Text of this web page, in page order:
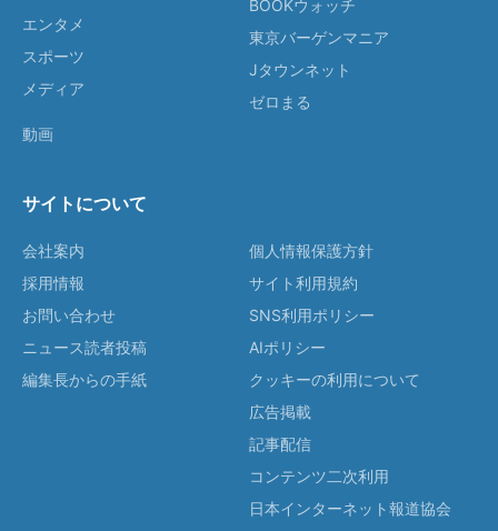
エンタメ
スポーツ
メディア
動画
BOOKウォッチ
東京バーゲンマニア
Jタウンネット
ゼロまる
サイトについて
会社案内
採用情報
お問い合わせ
ニュース読者投稿
編集長からの手紙
個人情報保護方針
サイト利用規約
SNS利用ポリシー
AIポリシー
クッキーの利用について
広告掲載
記事配信
コンテンツ二次利用
日本インターネット報道協会